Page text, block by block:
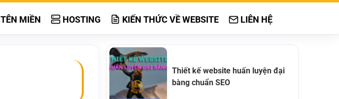
TÊN MIỀN HOSTING KIẾN THỨC VỀ WEBSITE LIÊN HỆ
Thiết kế website huấn luyện đại
bàng chuẩn SEO